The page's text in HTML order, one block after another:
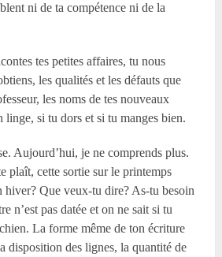
ni de ta compétence ni de la
tes petites affaires, tu nous
les qualités et les défauts que
les noms de tes nouveaux
linge, si tu dors et si tu manges bien.
Aujourd’hui, je ne comprends plus.
plaît, cette sortie sur le printemps
hiver? Que veux-tu dire? As-tu besoin
n’est pas datée et on ne sait si tu
La forme même de ton écriture
disposition des lignes, la quantité de